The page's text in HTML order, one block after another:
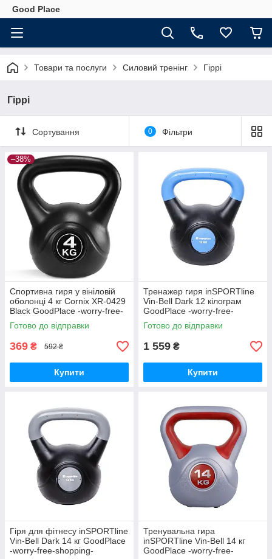
Good Place
Товари та послуги Силовий тренінг Гіррі
Гіррі
Сортування 0 Фільтри
–38%
Спортивна гиря у вініловій
оболонці 4 кг Cornix XR-0429
Black GoodPlace -worry-free-
shopping-
Готово до відправки
369 ₴ 592 ₴
Купити
Тренажер гиря inSPORTline
Vin-Bell Dark 12 кілограм
GoodPlace -worry-free-
shopping-
Готово до відправки
1 559 ₴
Купити
Гіря для фітнесу inSPORTline
Vin-Bell Dark 14 кг GoodPlace
-worry-free-shopping-
Тренувальна гира
inSPORTline Vin-Bell 14 кг
GoodPlace -worry-free-